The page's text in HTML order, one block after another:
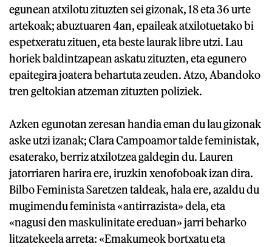
egunean atxilotu zituzten sei gizonak, 18 eta 36 urte
artekoak; abuztuaren 4an, epaileak atxilotuetako bi
espetxeratu zituen, eta beste laurak libre utzi. Lau
horiek baldintzapean askatu zituzten, eta egunero
epaitegira joatera behartuta zeuden. Atzo, Abandoko
tren geltokian atzeman zituzten poliziek.
Azken egunotan zeresan handia eman du lau gizonak
aske utzi izanak; Clara Campoamor talde feministak,
esaterako, berriz atxilotzea galdegin du. Lauren
jatorriaren harira ere, iruzkin xenofoboak izan dira.
Bilbo Feminista Saretzen taldeak, hala ere, azaldu du
mugimendu feminista «antirrazista» dela, eta
«nagusi den maskulinitate ereduan» jarri beharko
litzatekeela arreta: «Emakumeok bortxatu eta